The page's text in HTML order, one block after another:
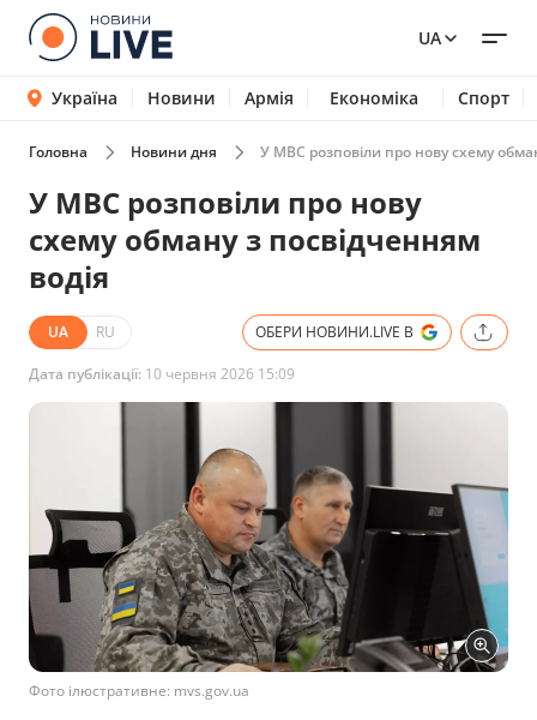
UA
Україна Новини Армія Економіка Спорт
Головна Новини дня У МВС розповіли про нову схему
У МВС розповіли про нову
схему обману з посвідченням
водія
UA RU ОБЕРИ НОВИНИ.LIVE В
Дата публікації: 10 червня 2026 15:09
Фото ілюстративне: mvs.gov.ua